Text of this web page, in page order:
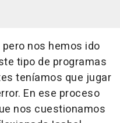
nos hemos ido
tipo de programas
teníamos que jugar
En ese proceso
nos cuestionamos